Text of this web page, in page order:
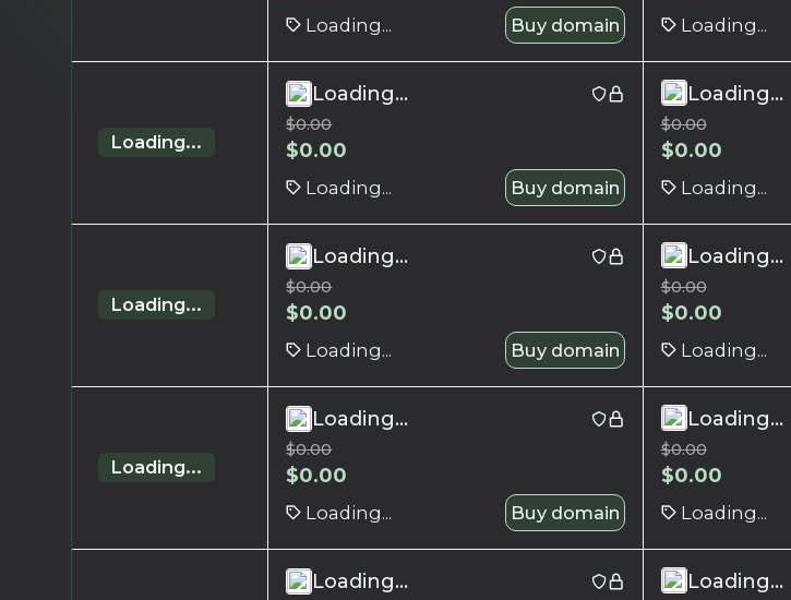
Loading... Buy domain Loading...
Loading...
Loading...
$0.00
$0.00
Loading... Buy domain
Loading...
$0.00
$0.00
Loading...
Loading...
Loading...
$0.00
$0.00
Loading... Buy domain
Loading...
$0.00
$0.00
Loading...
Loading...
Loading...
$0.00
$0.00
Loading... Buy domain
Loading...
$0.00
$0.00
Loading...
Loading... Loading...